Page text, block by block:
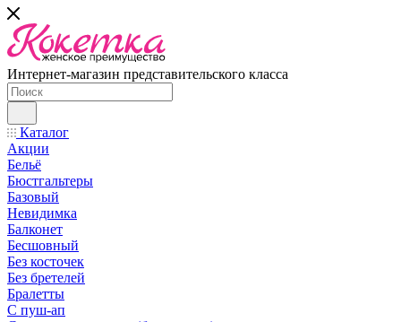
Интернет-магазин представительского класса
Каталог
Акции
Бельё
Бюстгальтеры
Базовый
Невидимка
Балконет
Бесшовный
Без косточек
Без бретелей
Бралетты
С пуш-ап